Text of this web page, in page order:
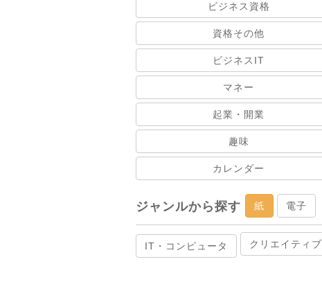
ビジネス資格
資格その他
ビジネスIT
マネー
起業・開業
趣味
カレンダー
ジャンルから探す 紙 電子
IT・コンピュータ クリエイティブ